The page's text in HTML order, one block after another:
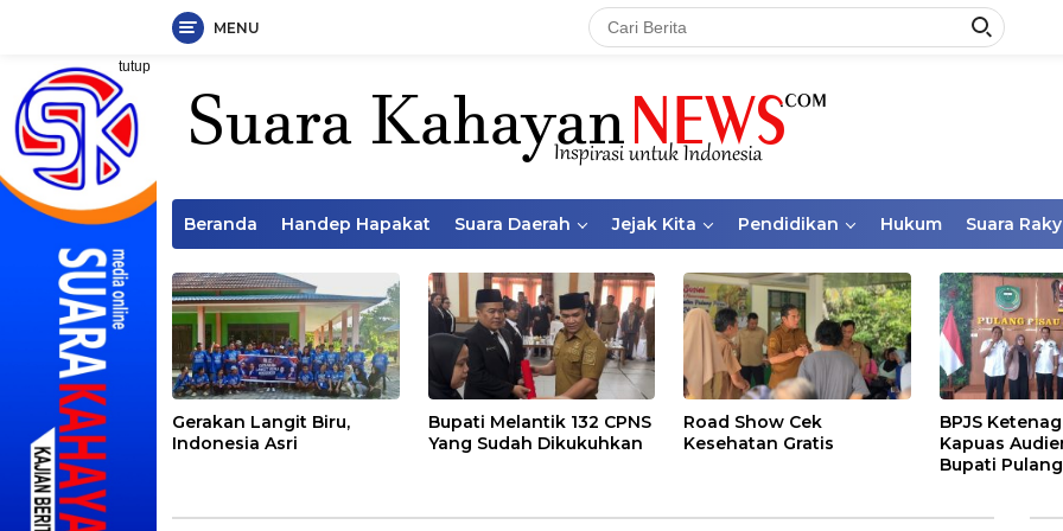
Langsung
konten
MENU
tutup
Beranda Handep Hapakat Suara Daerah Jejak Kita Pendidikan Hukum Suara
Gerakan Langit Biru,
Indonesia Asri
Bupati Melantik 132 CPNS
Yang Sudah Dikukuhkan
Road Show Cek
Kesehatan Gratis
BPJS
Kapuas
Bupati